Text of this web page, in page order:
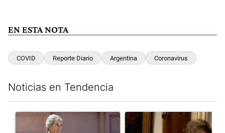
EN ESTA NOTA
COVID Reporte Diario Argentina Coronavirus
Noticias en Tendencia
Un artículo de tendencia con el título "Las inconsistencias de
Un artículo de tendencia